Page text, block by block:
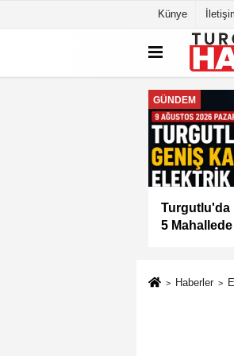
Künye
GÜNDEM
Keklik
Haberler